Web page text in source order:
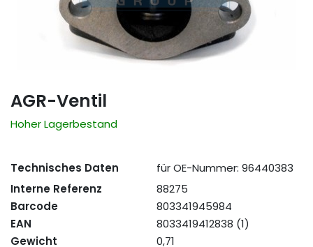
AGR-Ventil
Hoher Lagerbestand
Technisches Daten
für OE-Nummer: 96440383
Interne Referenz
88275
Barcode
803341945984
EAN
8033419412838 (1)
Gewicht
0,71